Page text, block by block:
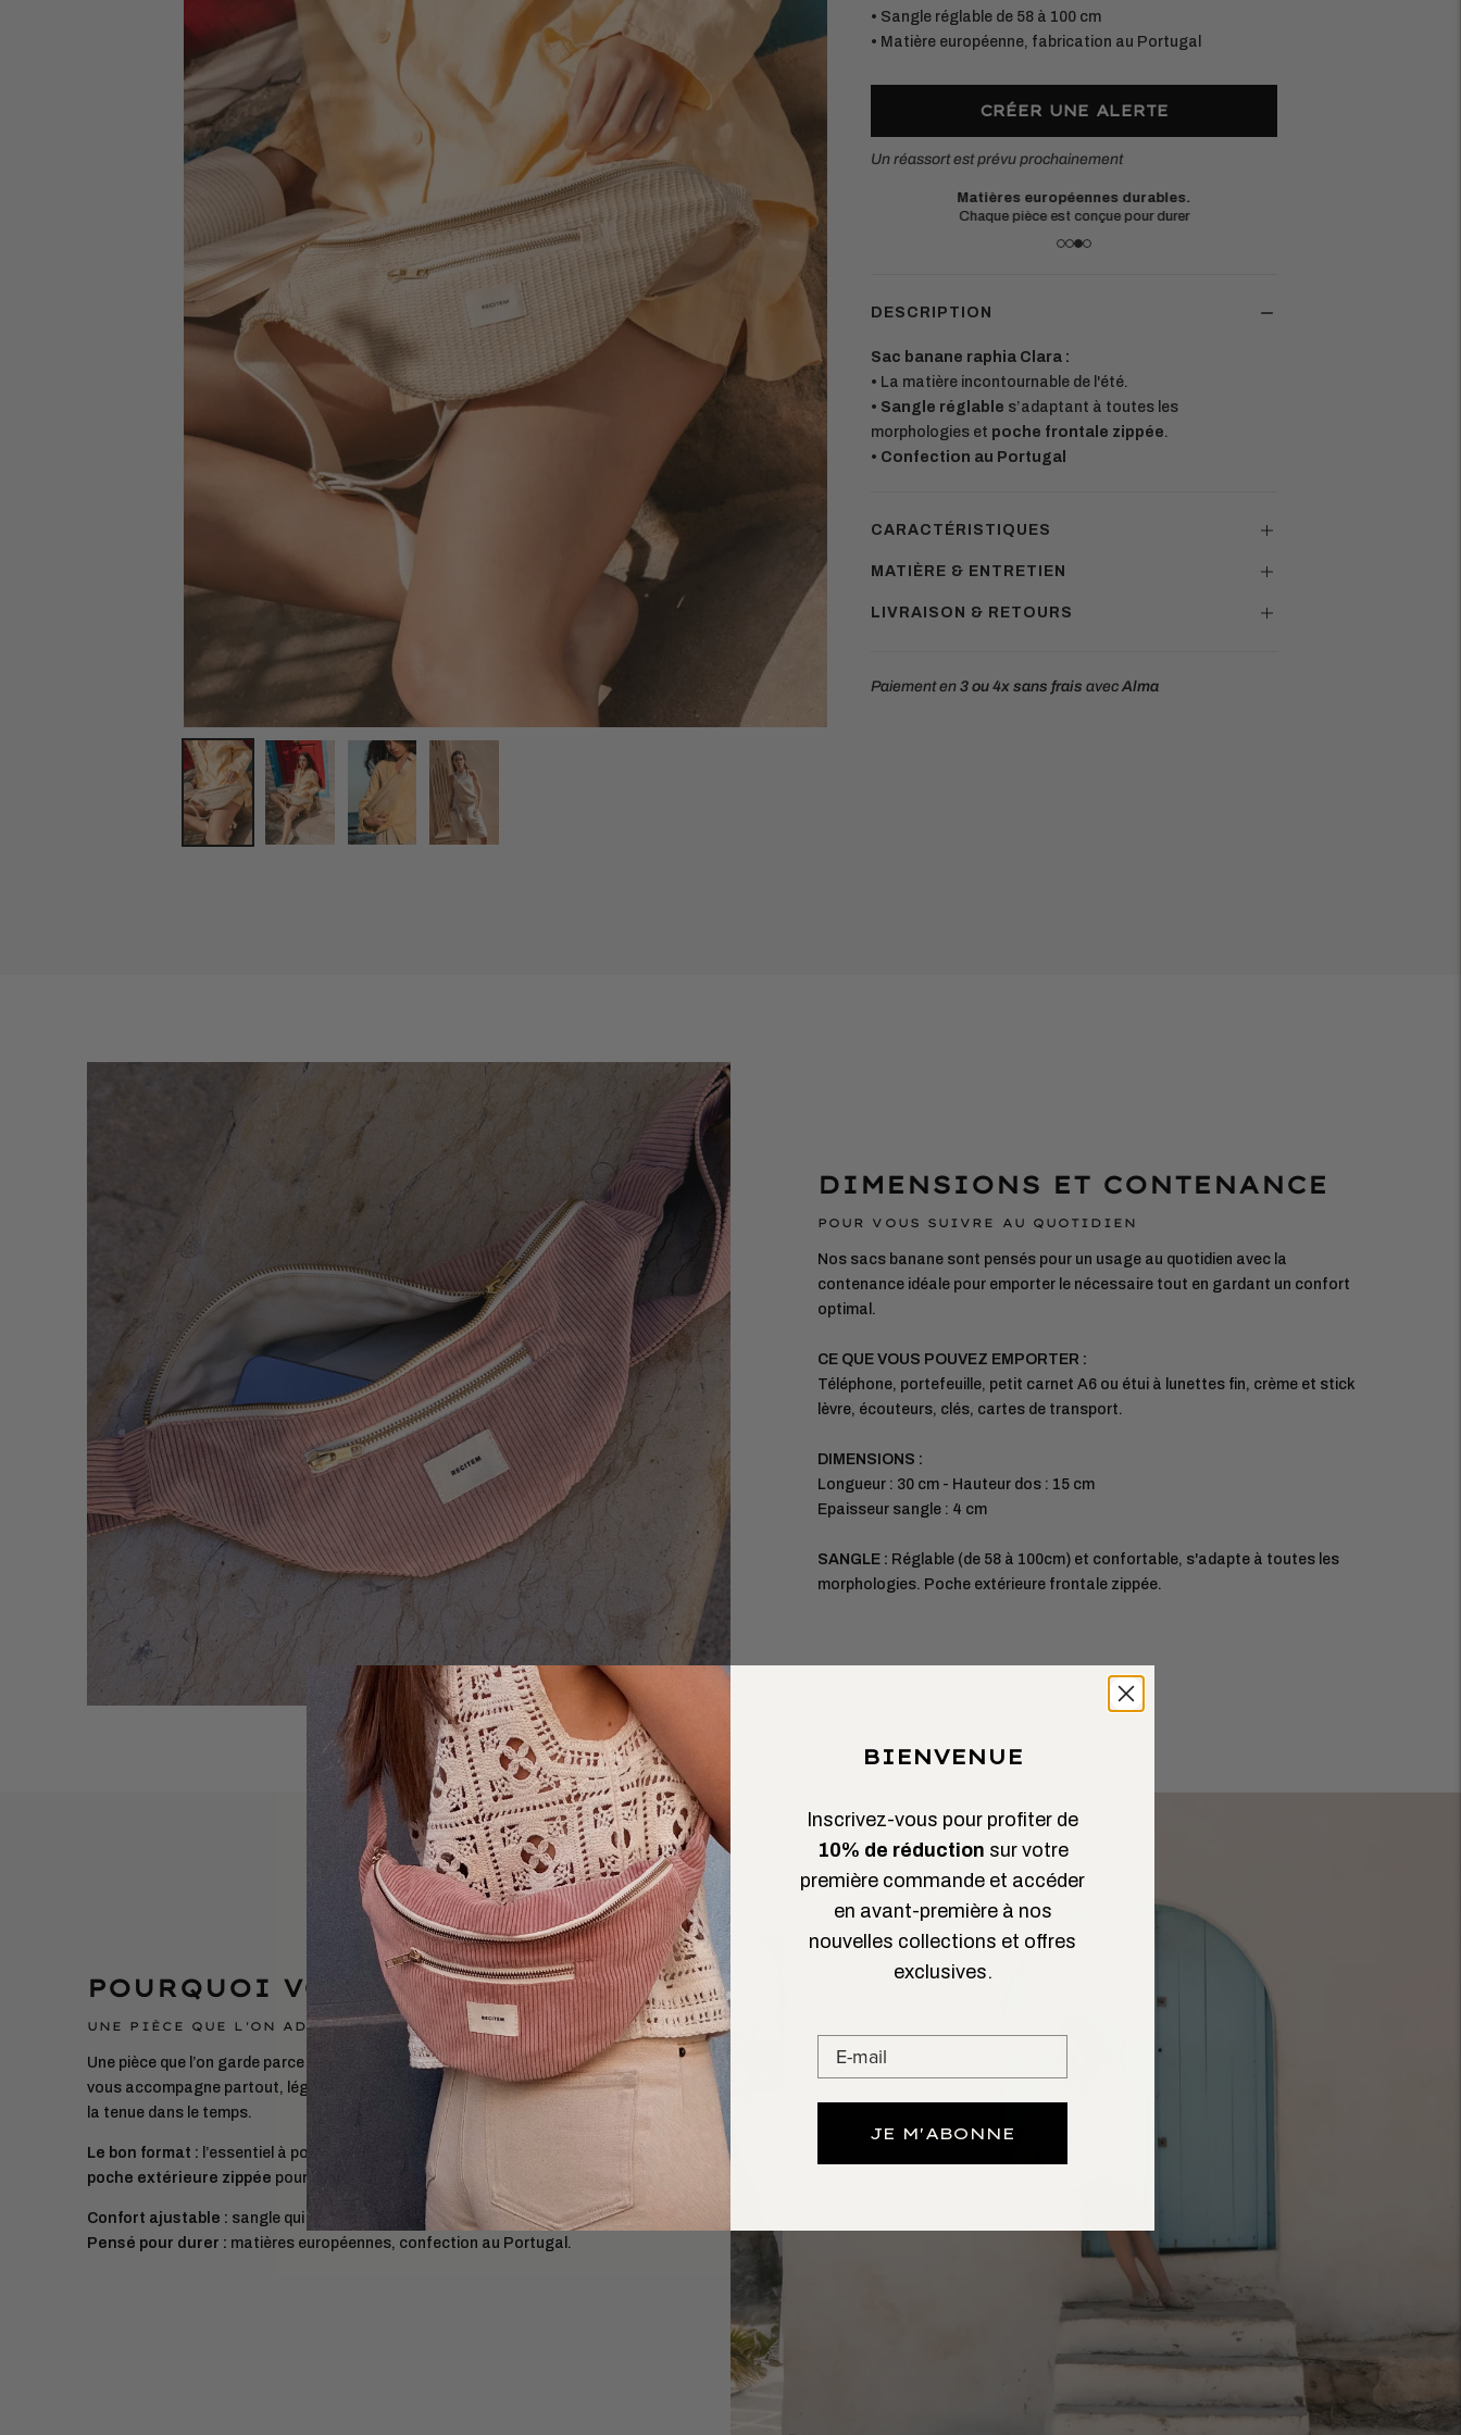
• Sangle réglable de 58 à 100 cm
• Matière européenne, fabrication au Portugal
CRÉER UNE ALERTE
Un réassort est prévu prochainement
Votre commande sera expédiée :
sous 14 jours
Livraison offerteen point relais dès 75€.
(France métropolitaine et Belgique)
Matières européennes durables.
Chaque pièce est conçue pour durer
DESCRIPTION
Sac banane raphia Clara :
• La matière incontournable de l'été.
• Sangle réglable s’adaptant à toutes les
morphologies et poche frontale zippée.
• Confection au Portugal
CARACTÉRISTIQUES
MATIÈRE & ENTRETIEN
LIVRAISON & RETOURS
Paiement en 3 ou 4x sans frais avecAlma
DIMENSIONS ET CONTENANCE
POUR VOUS SUIVRE AU QUOTIDIEN
Nos sacs banane sont pensés pour un usage au quotidien avec la
contenance idéale pour emporter le nécessaire tout en gardant un confort
optimal.
CE QUE VOUS POUVEZ EMPORTER :
Téléphone, portefeuille, petit carnet A6 ou étui à lunettes fin, crème et stick
lèvre, écouteurs, clés, cartes de transport.
DIMENSIONS :
Longueur : 30 cm - Hauteur dos : 15 cm
Epaisseur sangle : 4 cm
SANGLE : Réglable (de 58 à 100cm) et confortable, s'adapte à toutes les
morphologies. Poche extérieure frontale zippée.
POURQUOI VOUS ALLEZ L’AIMER
UNE PIÈCE QUE L'ON ADOPTE ET QUE L'ON GARDE
Une pièce que l’on garde parce qu’elle facilite le quotidien. Lesac banane
vous accompagne partout, léger et pratique, sans compromis sur le style ni
la tenue dans le temps.
Le bon format : l’essentiel à portée (téléphone, porte-cartes, clés) avec
poche extérieure zippée pour un accès rapide.
Confort ajustable : sangle qui s’adapte à toutes les morphologies.
Pensé pour durer : matières européennes, confection au Portugal.
BIENVENUE
Inscrivez-vous pour profiter de
10% de réduction sur votre
première commande et accéder
en avant-première à nos
nouvelles collections et offres
exclusives.
JE M'ABONNE